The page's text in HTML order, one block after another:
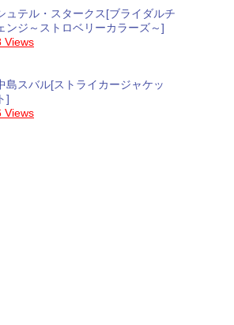
ュテル・スタークス[ブライダルチ
ンジ～ストロベリーカラーズ～]
Views
島スバル[ストライカージャケッ
ト]
Views